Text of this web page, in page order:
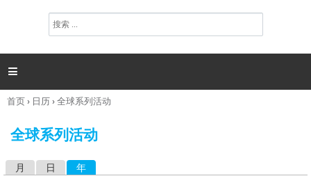
搜
索

你
这
首页› 日历›全球系列活动
全球系列活动
月 日 年